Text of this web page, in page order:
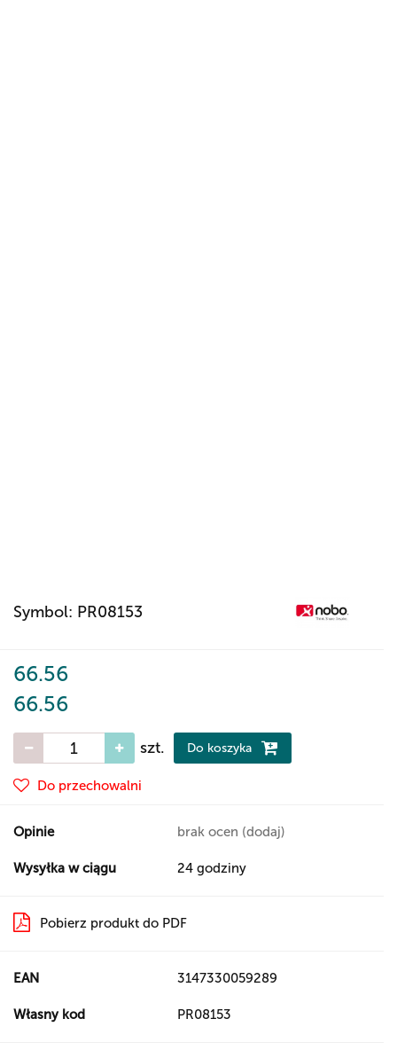
Symbol: PR08153
66.56
66.56
szt. Do koszyka
Do przechowalni
Opinie brak ocen (dodaj)
Wysyłka w ciągu 24 godziny
Pobierz produkt do PDF
EAN 3147330059289
Własny kod PR08153